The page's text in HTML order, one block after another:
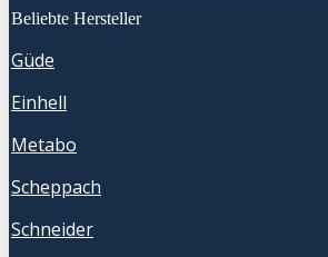
Beliebte Hersteller
Güde
Einhell
Metabo
Scheppach
Schneider